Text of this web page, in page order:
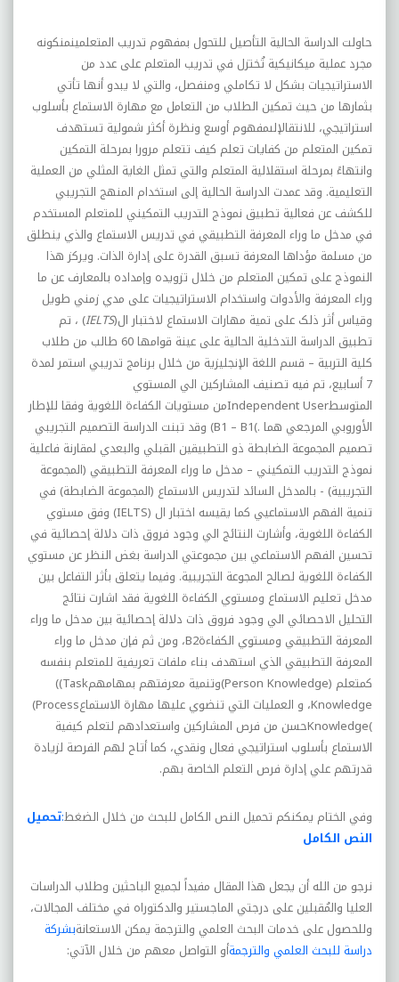
حاولت الدراسة الحالية التأصيل للتحول بمفهوم تدريب المتعلمينمنکونه
مجرد عملية ميکانيکية تُختزل في تدريب المتعلم على عدد من
الاستراتيجيات بشکل لا تکاملي ومنفصل، والتي لا يبدو أنها تأتي
بثمارها من حيث تمکين الطلاب من التعامل مع مهارة الاستماع بأسلوب
استراتيجي، للانتقالإلىمفهوم أوسع ونظرة أکثر شمولية تستهدف
تمکين المتعلم من کفايات تعلم کيف تتعلم مرورا بمرحلة التمکين
وانتهاءً بمرحلة استقلالية المتعلم والتي تمثل الغاية المثلي من العملية
التعليمية. وقد عمدت الدراسة الحالية إلى استخدام المنهج التجريبي
للکشف عن فعالية تطبيق نموذج التدريب التمکيني للمتعلم المستخدم
في مدخل ما وراء المعرفة التطبيقي في تدريس الاستماع والذي ينطلق
من مسلمة مؤداها المعرفة تسبق القدرة على إدارة الذات. ويرکز هذا
النموذج على تمکين المتعلم من خلال تزويده وإمداده بالمعارف عن ما
وراء المعرفة والأدوات واستخدام الاستراتيجيات على مدي زمني طويل
وقياس أثر ذلک على تمية مهارات الاستماع لاختبار ال
(IELTS)
، تم
تطبيق الدراسة التدخلية الحالية على عينة قوامها 60 طالب من طلاب
کلية التربية – قسم اللغة الإنجليزية من خلال برنامج تدريبي استمر لمدة
7 أسابيع، تم فيه تصنيف المشارکين الي المستوي
المتوسطIndependent Userمن مستويات الکفاءة اللغوية وفقا للإطار
الأوروبي المرجعي هما (B1 – B1(. وقد تبنت الدراسة التصميم التجريبي
تصميم المجموعة الضابطة ذو التطبيقين القبلي والبعدي لمقارنة فاعلية
نموذج التدريب التمکيني – مدخل ما وراء المعرفة التطبيقي (المجموعة
التجريبية) - بالمدخل السائد لتدريس الاستماع (المجموعة الضابطة) في
تنمية الفهم الاستماعيي کما يقيسه اختبار ال (IELTS) وفق مستوي
الکفاءة اللغوية، وأشارت النتائج الي وجود فروق ذات دلالة إحصائية في
تحسين الفهم الاستماعي بين مجموعتي الدراسة بغض النظر عن مستوي
الکفاءة اللغوية لصالح المجوعة التجريبية. وفيما يتعلق بأثر التفاعل بين
مدخل تعليم الاستماع ومستوي الکفاءة اللغوية فقد اشارت نتائج
التحليل الاحصائي الي وجود فروق ذات دلالة إحصائية بين مدخل ما وراء
المعرفة التطبيقي ومستوي الکفاءةB2، ومن ثم فإن مدخل ما وراء
المعرفة التطبيقي الذي استهدف بناء ملفات تعريفية للمتعلم بنفسه
کمتعلم (Person Knowledge)وتنمية معرفتهم بمهامهم((Task
Knowledge، و العمليات التي تنضوي عليها مهارة الاستماع(Process
Knowledge(حسن من فرص المشارکين واستعدادهم لتعلم کيفية
الاستماع بأسلوب استراتيجي فعال ونقدي، کما أتاح لهم الفرصة لزيادة
قدرتهم علي إدارة فرص التعلم الخاصة بهم.
وفي الختام يمكنكم تحميل النص الكامل للبحث من خلال الضغط:تحميل
النص الكامل
نرجو من الله أن يجعل هذا المقال مفيداً لجميع الباحثين وطلاب الدراسات
العليا والمُقبلين على درجتي الماجستير والدكتوراه في مختلف المجالات،
وللحصول على خدمات البحث العلمي والترجمة يمكن الاستعانةبشركة
دراسة للبحث العلمي والترجمةأو التواصل معهم من خلال الآتي: